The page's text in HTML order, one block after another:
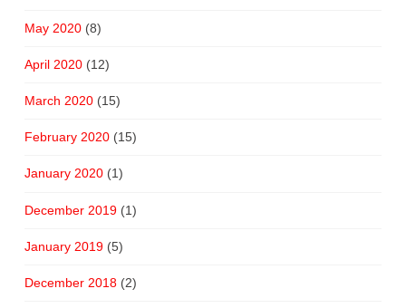
May 2020(8)
April 2020(12)
March 2020(15)
February 2020(15)
January 2020(1)
December 2019(1)
January 2019(5)
December 2018(2)